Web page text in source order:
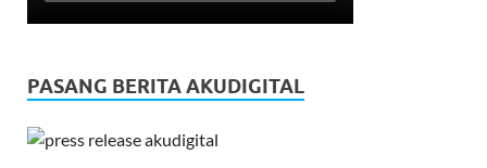
PASANG BERITA AKUDIGITAL